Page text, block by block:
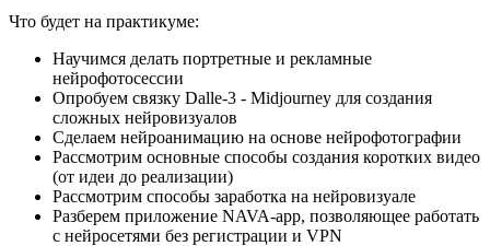
Что будет на практикуме:
Научимся делать портретные и рекламные
нейрофотосессии
Опробуем связку Dalle-3 - Midjourney для создания
сложных нейровизуалов
Сделаем нейроанимацию на основе нейрофотографии
Рассмотрим основные способы создания коротких видео
(от идеи до реализации)
Рассмотрим способы заработка на нейровизуале
Разберем приложение NAVA-app, позволяющее работать
с нейросетями без регистрации и VPN